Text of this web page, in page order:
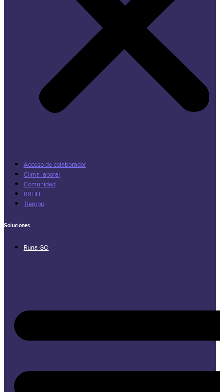
Acceso de colaborador
Clima laboral
Comunidad
RRHH
Tiempo
Soluciones
Runa GO